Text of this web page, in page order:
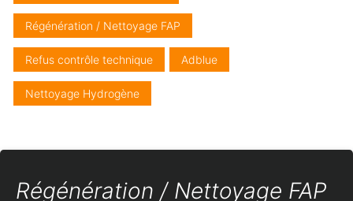
Régénération / Nettoyage FAP
Refus contrôle technique Adblue
Nettoyage Hydrogène
Régénération / Nettoyage FAP